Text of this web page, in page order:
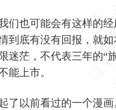
们也可能会有这样的经
到底有没有回报，就如
迷茫，不代表三年的“
能上市。
了以前看过的一个漫